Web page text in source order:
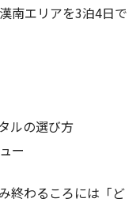
南エリアを3泊4日で
ルの選び方
ー
終わるころには「ど